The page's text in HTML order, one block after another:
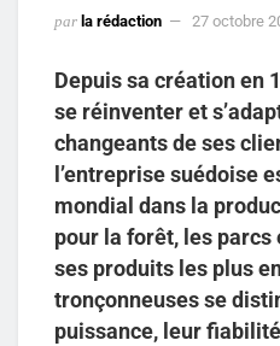
par la rédaction 27 octobre
Depuis sa création en
se réinventer et
changeants de ses
l’entreprise suédoise
mondial dans la
pour la forêt, les
ses produits les plus
tronçonneuses se
puissance, leur